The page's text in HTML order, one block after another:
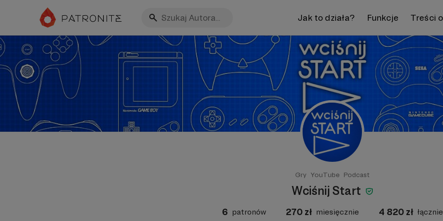
Jak to działa? Funkcje Treści
Gry YouTube Podcast
Wciśnij Start
6 patronów 270 zł miesięcznie 4 820 zł łącznie